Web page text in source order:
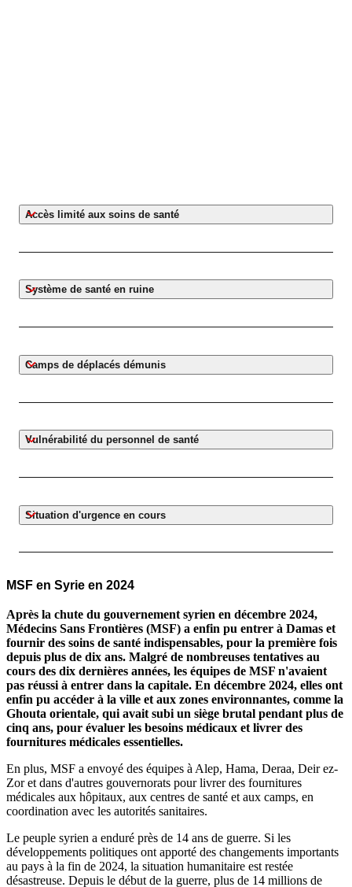
Accès limité aux soins de santé
Système de santé en ruine
Camps de déplacés démunis
Vulnérabilité du personnel de santé
Situation d'urgence en cours
MSF en Syrie en 2024
Après la chute du gouvernement syrien en décembre 2024,
Médecins Sans Frontières (MSF) a enfin pu entrer à Damas et
fournir des soins de santé indispensables, pour la première fois
depuis plus de dix ans. Malgré de nombreuses tentatives au
cours des dix dernières années, les équipes de MSF n'avaient
pas réussi à entrer dans la capitale. En décembre 2024, elles ont
enfin pu accéder à la ville et aux zones environnantes, comme la
Ghouta orientale, qui avait subi un siège brutal pendant plus de
cinq ans, pour évaluer les besoins médicaux et livrer des
fournitures médicales essentielles.
En plus, MSF a envoyé des équipes à Alep, Hama, Deraa, Deir ez-
Zor et dans d'autres gouvernorats pour livrer des fournitures
médicales aux hôpitaux, aux centres de santé et aux camps, en
coordination avec les autorités sanitaires.
Le peuple syrien a enduré près de 14 ans de guerre. Si les
développements politiques ont apporté des changements importants
au pays à la fin de 2024, la situation humanitaire est restée
désastreuse. Depuis le début de la guerre, plus de 14 millions de